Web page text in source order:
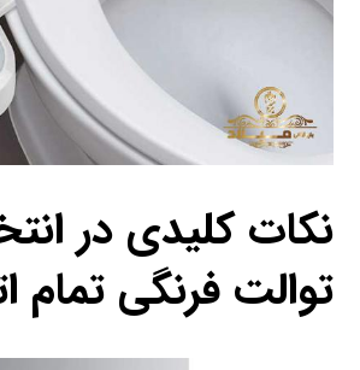
نکات کلیدی در
توالت فرنگی تمام